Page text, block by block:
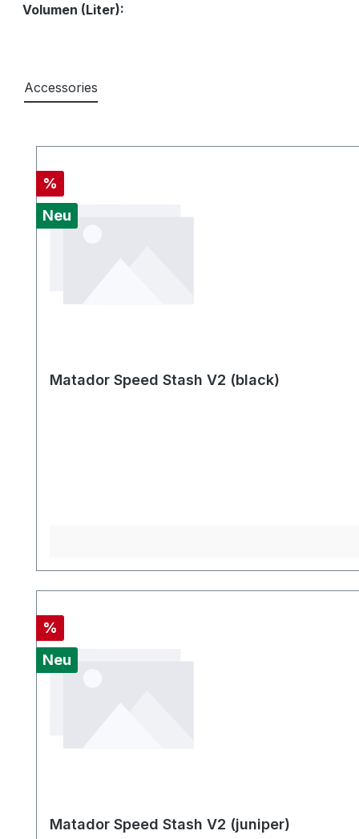
Volumen (Liter):
Accessories
Rabatt
%
Neu
Matador Speed Stash V2 (black)
Rabatt
%
Neu
Matador Speed Stash V2 (juniper)